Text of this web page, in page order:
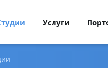
Услуги